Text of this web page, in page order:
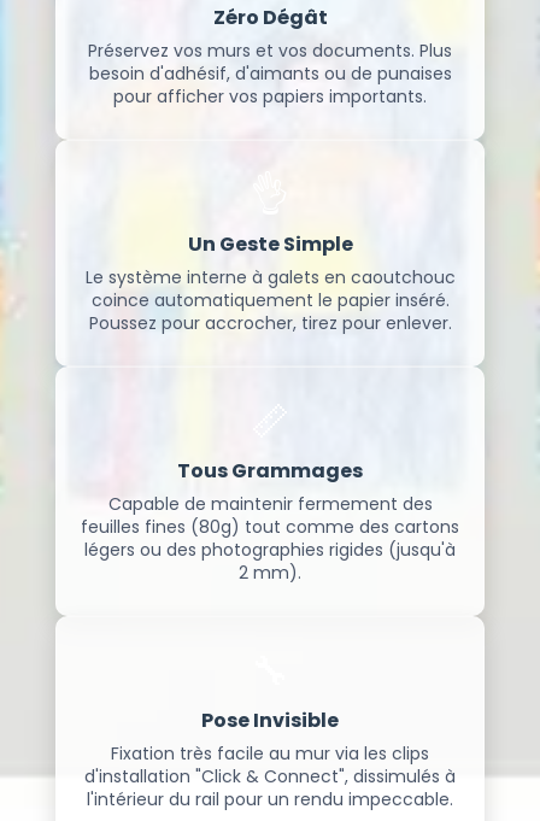
Zéro Dégât
Préservez vos murs et vos documents. Plus
besoin d'adhésif, d'aimants ou de punaises
pour afficher vos papiers importants.
Un Geste Simple
Le système interne à galets en caoutchouc
coince automatiquement le papier inséré.
Poussez pour accrocher, tirez pour enlever.
Tous Grammages
Capable de maintenir fermement des
feuilles fines (80g) tout comme des cartons
légers ou des photographies rigides (jusqu'à
2 mm).
Pose Invisible
Fixation très facile au mur via les clips
d'installation "Click & Connect", dissimulés à
l'intérieur du rail pour un rendu impeccable.